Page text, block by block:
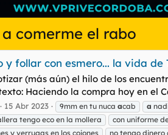
comerme el rabo
y follar con esmero... la vida de
(más aún) el hilo de los
Haciendo la compra hoy en el
15 Abr 2023 9mm en tu nuca acab a
tengo eco en la mollera
con uniforme
y verrugas en los cojones
no tengo dinero